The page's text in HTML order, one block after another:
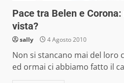
Pace tra Belen e
vista?
sally 4 Agosto 2010
Non si stancano mai del loro
ed ormai ci abbiamo fatto il